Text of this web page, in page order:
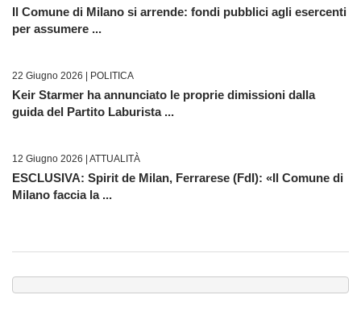
Il Comune di Milano si arrende: fondi pubblici agli esercenti
per assumere ...
22 Giugno 2026 | POLITICA
Keir Starmer ha annunciato le proprie dimissioni dalla
guida del Partito Laburista ...
12 Giugno 2026 | ATTUALITÀ
ESCLUSIVA: Spirit de Milan, Ferrarese (FdI): «Il Comune di
Milano faccia la ...